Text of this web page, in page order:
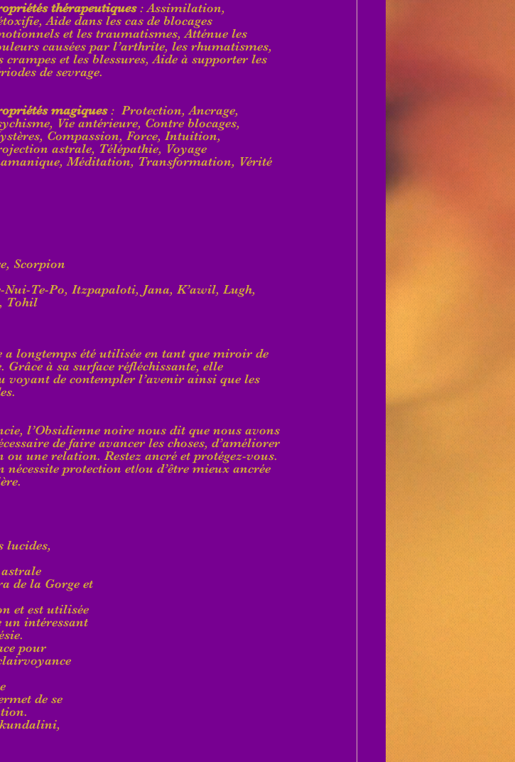
thérapeutiques : Assimilation,
Aide dans les cas de blocages
et les traumatismes, Atténue les
causées par l’arthrite, les rhumatismes,
crampes et les blessures, Aide à supporter les
de sevrage.
magiques :  Protection, Ancrage,
Vie antérieure, Contre blocages,
Compassion, Force, Intuition,
astrale, Télépathie, Voyage
Méditation, Transformation, Vérité
Scorpion
Te-Po, Itzpapaloti, Jana, K’awil, Lugh,
Tohil
a longtemps été utilisée en tant que miroir de
Grâce à sa surface réfléchissante, elle
voyant de contempler l’avenir ainsi que les
l’Obsidienne noire nous dit que nous avons
de faire avancer les choses, d’améliorer
une relation. Restez ancré et protégez-vous.
nécessite protection et/ou d’être mieux ancrée
lucides,
de la Gorge et
et est utilisée
un intéressant
pour
de se